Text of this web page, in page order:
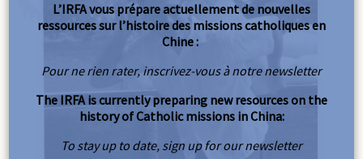
L’IRFA vous prépare actuellement de nouvelles
ressources sur l’histoire des missions catholiques en
Chine :
Pour ne rien rater, inscrivez-vous à notre newsletter
The IRFA is currently preparing new resources on the
history of Catholic missions in China:
To stay up to date, sign up for our newsletter